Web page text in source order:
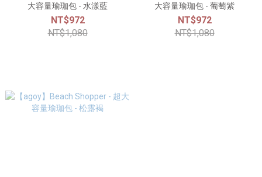
大容量瑜珈包 - 水漾藍
NT$972
NT$1,080
大容量瑜珈包 - 葡萄紫
NT$972
NT$1,080